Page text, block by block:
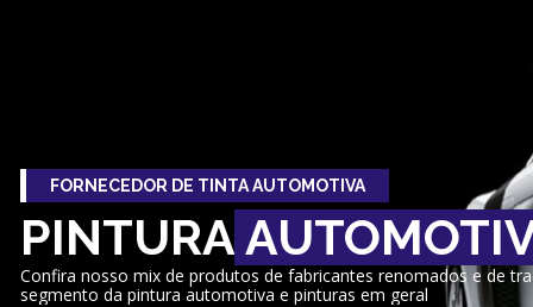
FORNECEDOR DE TINTA AUTOMOTIVA
PINTURA
Confira nosso mix de produtos de fabricantes renomados e de
segmento da pintura automotiva e pinturas em geral